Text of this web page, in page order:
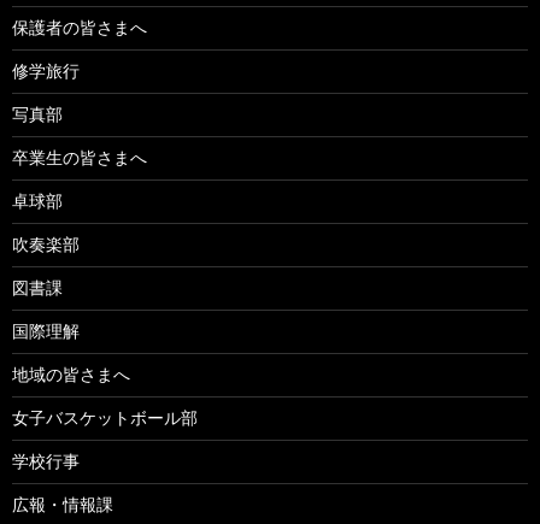
保護者の皆さまへ
修学旅行
写真部
卒業生の皆さまへ
卓球部
吹奏楽部
図書課
国際理解
地域の皆さまへ
女子バスケットボール部
学校行事
広報・情報課